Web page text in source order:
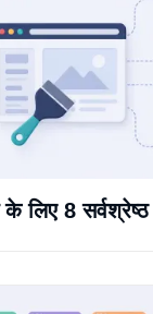
के लिए 8